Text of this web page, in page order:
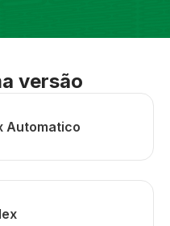
versão
Automatico